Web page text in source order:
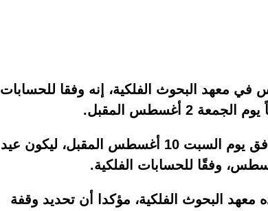
معهد البحوث الفلكية، إنه وفقا للحسابات
وأضاف أن وقفة عيد الأضحى لعام 1440هـ توافق يوم السبت 10 أغسطس المقبل، ليكون عيد
البحوث الفلكية، مؤكدا أن تحديد وقفة